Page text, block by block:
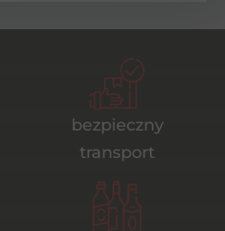
bezpieczny
transport